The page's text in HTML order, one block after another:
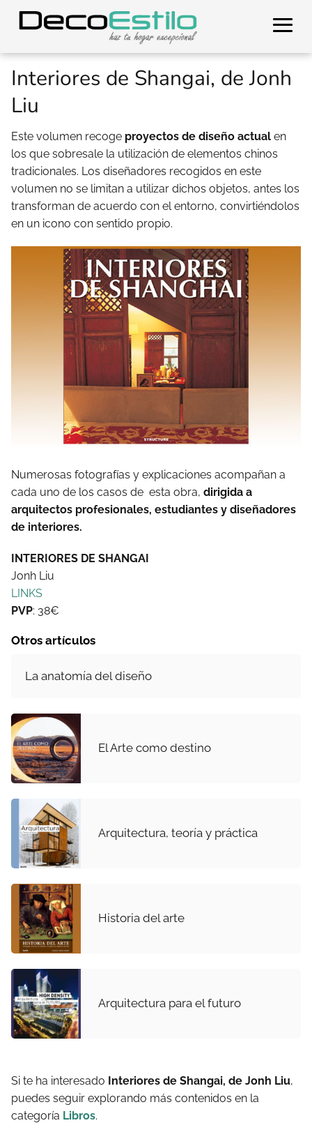
Interiores de Shangai, de Jonh
Liu
Este volumen recoge proyectos de diseño actual en
los que sobresale la utilización de elementos chinos
tradicionales. Los diseñadores recogidos en este
volumen no se limitan a utilizar dichos objetos, antes los
transforman de acuerdo con el entorno, convirtiéndolos
en un icono con sentido propio.
Numerosas fotografías y explicaciones acompañan a
cada uno de los casos de esta obra, dirigida a
arquitectos profesionales, estudiantes y diseñadores
de interiores.
INTERIORES DE SHANGAI
Jonh Liu
LINKS
PVP: 38€
Otros artículos
La anatomía del diseño
El Arte como destino
Arquitectura, teoría y práctica
Historia del arte
Arquitectura para el futuro
Si te ha interesado Interiores de Shangai, de Jonh Liu,
puedes seguir explorando más contenidos en la
categoría Libros.